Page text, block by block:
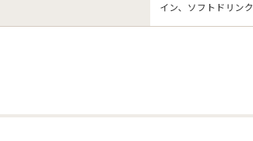
イン、ソフトドリンク